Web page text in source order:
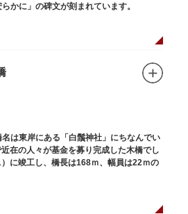
かに」の碑文が刻まれています。
は東岸にある「白鬚神社」にちなんでい
在の人々が基金を募り完成した木橋でし
に竣工し、橋長は168ｍ、幅員は22ｍの